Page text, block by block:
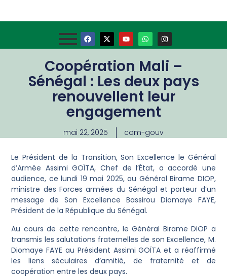
Coopération Mali –
Sénégal : Les deux pays
renouvellent leur
engagement
mai 22, 2025 com-gouv
Le Président de la Transition, Son Excellence le Général
d’Armée Assimi GOÏTA, Chef de l’État, a accordé une
audience, ce lundi 19 mai 2025, au Général Birame DIOP,
ministre des Forces armées du Sénégal et porteur d’un
message de Son Excellence Bassirou Diomaye FAYE,
Président de la République du Sénégal.
Au cours de cette rencontre, le Général Birame DIOP a
transmis les salutations fraternelles de son Excellence, M.
Diomaye FAYE au Président Assimi GOÏTA et a réaffirmé
les liens séculaires d’amitié, de fraternité et de
coopération entre les deux pays.